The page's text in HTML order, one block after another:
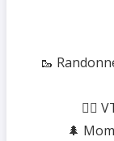
🥾
🚵‍♂️
🌲